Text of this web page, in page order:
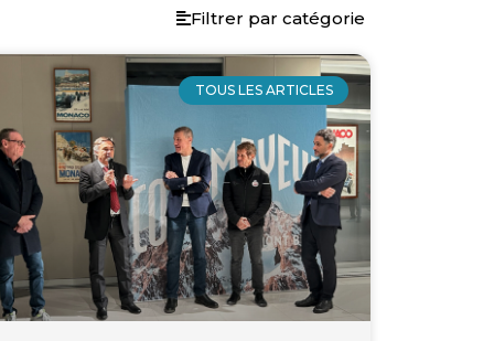
Filtrer par catégorie
TOUS LES ARTICLES
PagePage PagePagePagePage PagePagePagePage
PagePagePagePagePagePage